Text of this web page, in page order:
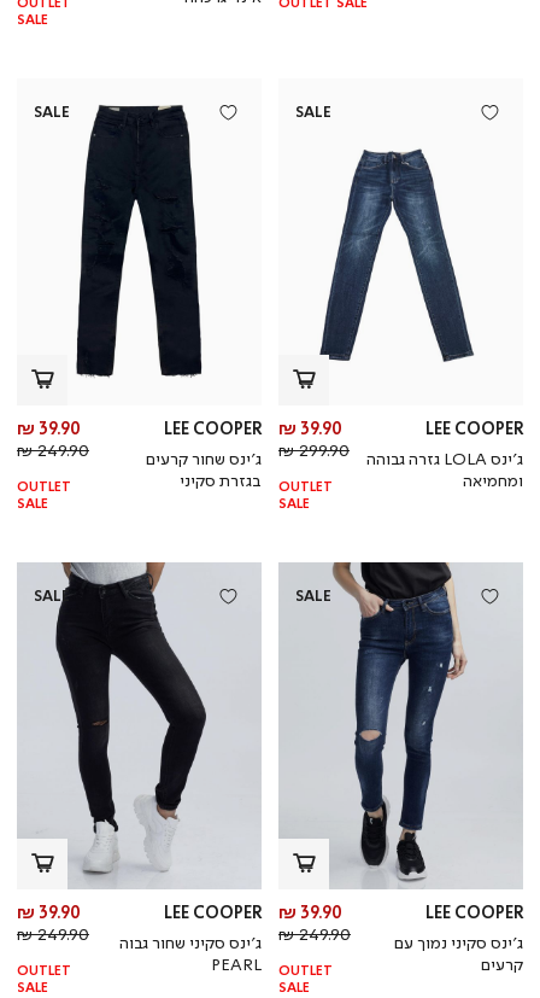
SALE
SALE
LEE COOPER
ג’ינס LOLA גזרה גבוהה
ומחמיאה
מחיר
מוצר
39.90 ₪
מחיר
רגיל
299.90 ₪
OUTLET
SALE
SALE
LEE COOPER
ג’ינס שחור קרעים
בגזרת סקיני
39.90 ₪
249.90 ₪
OUTLET
SALE
SALE
LEE COOPER
ג’ינס סקיני נמוך עם
קרעים
מחיר
מוצר
39.90 ₪
מחיר
רגיל
249.90 ₪
OUTLET
SALE
SALE
LEE COOPER
ג’ינס סקיני שחור גבוה
PEARL
39.90 ₪
249.90 ₪
OUTLET
SALE